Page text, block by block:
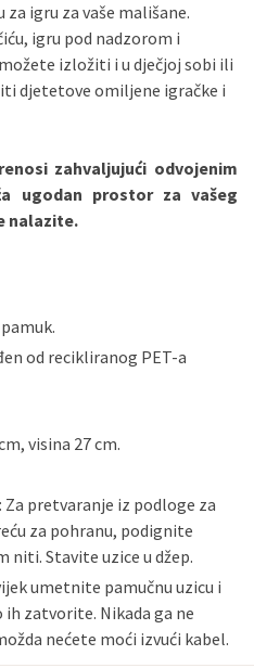
Jednokratno
Jednokratno
Jednokratno
igru ​​za vaše mališane.
igru ​​pod nadzorom i
izložiti i u dječjoj sobi ili
djetetove omiljene igračke i
zahvaljujući odvojenim
ugodan prostor za vašeg
nalazite.
od recikliranog PET-a
visina 27 cm.
pretvaranje iz podloge za
za pohranu, podignite
niti. Stavite uzice u džep.
umetnite pamučnu uzicu i
ih zatvorite. Nikada ga ne
nećete moći izvući kabel.